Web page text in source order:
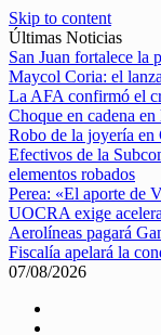
Skip to content
Últimas Noticias
San Juan fortalece la
Maycol Coria: el
La AFA confirmó el
Choque en cadena
Robo de la joyería en
Efectivos de la
elementos robados
Perea: «El aporte de
UOCRA exige
Aerolíneas pagará
Fiscalía apelará la
07/08/2026